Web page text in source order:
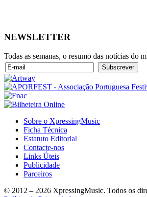
NEWSLETTER
Todas as semanas, o resumo das notícias do
Sobre o XpressingMusic
Ficha Técnica
Estatuto Editorial
Contacte-nos
Links Úteis
Publicidade
Parceiros
© 2012 – 2026 XpressingMusic. Todos os